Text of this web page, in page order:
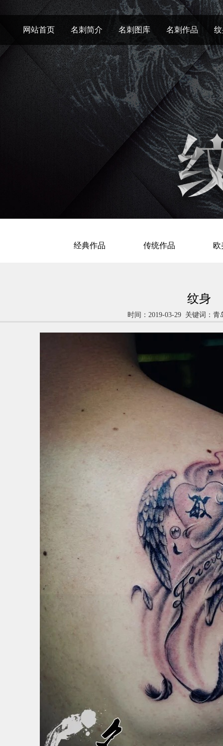
网站首页 名刺简介 名刺图库 名刺作品
经典作品 传统作品 欧
纹身
时间：2019-03-29 关键词：青